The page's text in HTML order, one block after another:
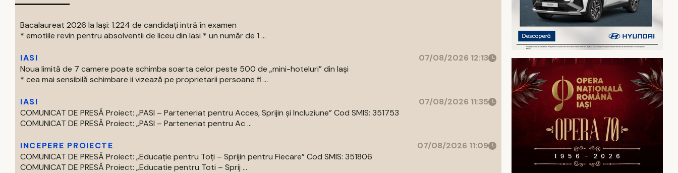
Bacalaureat 2026 la Iași: 1.224 de candidați intră în examen
* emotiile revin pentru absolventii de liceu din Iasi * un număr de 1 ...
IASI
07/08/2026 12:13
Noua limită de 7 camere poate schimba soarta celor peste 500 de „mini-hoteluri” din Iași
* cea mai sensibilă schimbare ii vizează pe proprietarii persoane fi ...
IASI
07/08/2026 11:35
COMUNICAT DE PRESĂ Proiect: „PASI – Parteneriat pentru Acces, Sprijin și Incluziune” Cod SMIS: 351753
COMUNICAT DE PRESĂ Proiect: „PASI – Parteneriat pentru Ac ...
INCEPERE PROIECTE
07/08/2026 11:09
COMUNICAT DE PRESĂ Proiect: „Educație pentru Toți – Sprijin pentru Fiecare” Cod SMIS: 351806
COMUNICAT DE PRESĂ Proiect: „Educatie pentru Toti – Sprij ...